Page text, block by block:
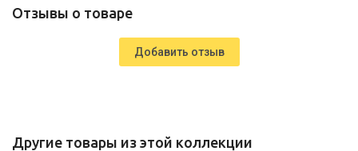
Отзывы о товаре
Добавить отзыв
Другие товары из этой коллекции